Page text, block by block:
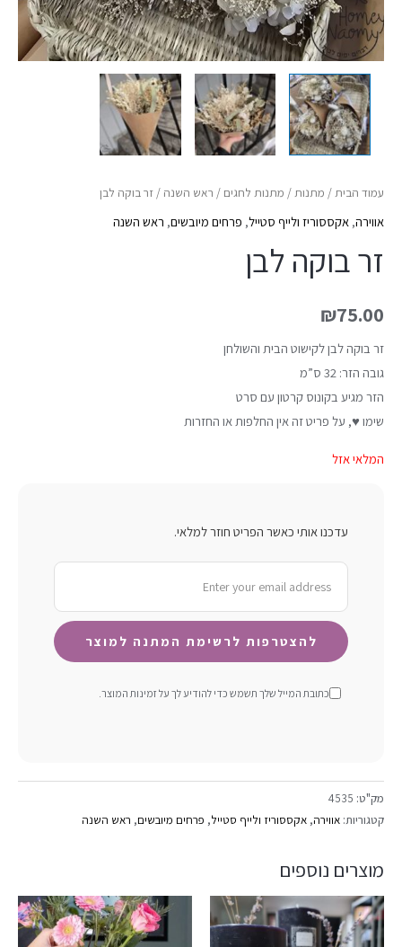
עמוד הבית/ מתנות/ מתנות לחגים / ראש השנה / זר בוקה לבן
אווירה, אקססוריז ולייף סטייל, פרחים מיובשים, ראש השנה
זר בוקה לבן
₪75.00
זר בוקה לבן לקישוט הבית והשולחן
גובה הזר: 32 ס”מ
הזר מגיע בקונוס קרטון עם סרט
שימו ♥, על פריט זה אין החלפות או החזרות
המלאי אזל
עדכנו אותי כאשר הפריט חוזר למלאי.
כתובת המייל שלך תשמש כדי להודיע ​​לך על זמינות המוצר.
מק"ט: 4535
קטגוריות: אווירה, אקססוריז ולייף סטייל, פרחים מיובשים, ראש השנה
מוצרים נוספים